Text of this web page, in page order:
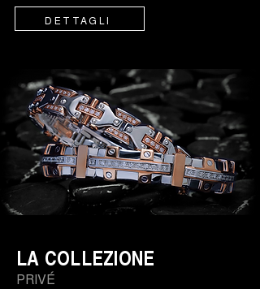
DETTAGLI
LA COLLEZIONE
PRIVÉ